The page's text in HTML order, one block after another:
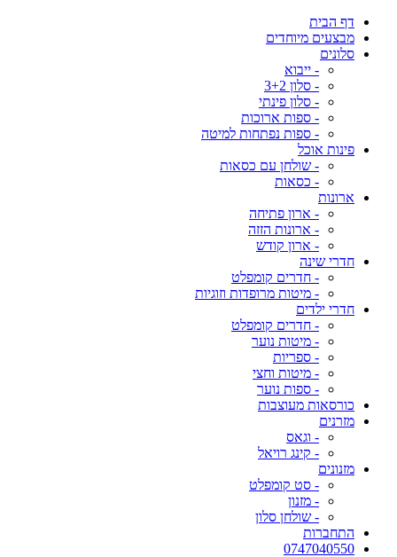
דף הבית
מבצעים מיוחדים
סלונים
- ייבוא
- סלון 3+2
- סלון פינתי
- ספות ארוכות
- ספות נפתחות למיטה
פינות אוכל
- שולחן עם כסאות
- כסאות
ארונות
- ארון פתיחה
- ארונות הזזה
- ארון קודש
חדרי שינה
- חדרים קומפלט
- מיטות מרופדות וזוגיות
חדרי ילדים
- חדרים קומפלט
- מיטות נוער
- ספריות
- מיטות וחצי
- ספות נוער
כורסאות מעוצבות
מזרנים
- וגאס
- קינג רויאל
מזנונים
- סט קומפלט
- מזנון
- שולחן סלון
התחברות
0747040550